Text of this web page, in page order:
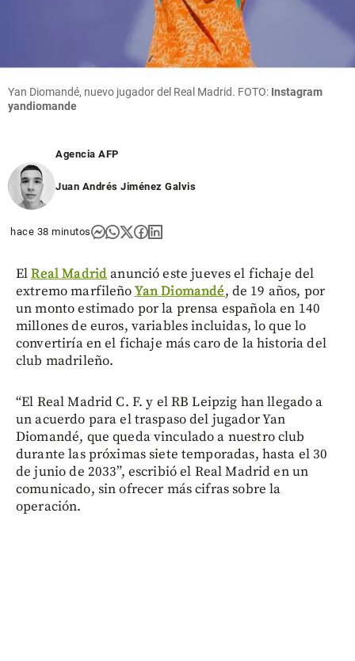
Yan Diomandé, nuevo jugador del Real Madrid. FOTO: Instagram
yandiomande
Agencia AFP
Juan Andrés Jiménez Galvis
hace 38 minutos
ElReal Madridanunció este jueves el fichaje del
extremo marfileñoYan Diomandé, de 19 años, por
un monto estimado por la prensa española en 140
millones de euros, variables incluidas, lo que lo
convertiría en el fichaje más caro de la historia del
club madrileño.
“El Real Madrid C. F. y el RB Leipzig han llegado a
un acuerdo para el traspaso del jugador Yan
Diomandé, que queda vinculado a nuestro club
durante las próximas siete temporadas, hasta el 30
de junio de 2033”, escribió el Real Madrid en un
comunicado, sin ofrecer más cifras sobre la
operación.